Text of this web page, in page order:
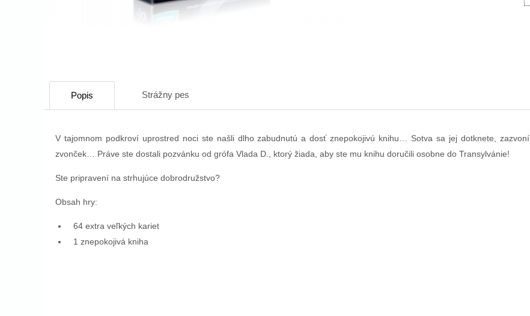
Popis Strážny pes
V tajomnom podkroví uprostred noci ste našli dlho zabudnutú a dosť znepokojivú knihu… Sotva sa jej dotknete, zazvoní
zvonček… Práve ste dostali pozvánku od grófa Vlada D., ktorý žiada, aby ste mu knihu doručili osobne do Transylvánie!
Ste pripravení na strhujúce dobrodružstvo?
Obsah hry:
64 extra veľkých kariet
1 znepokojivá kniha